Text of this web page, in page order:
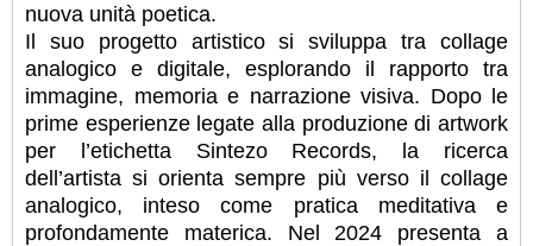
nuova unità poetica.
Il suo progetto artistico si sviluppa tra collage
analogico e digitale, esplorando il rapporto tra
immagine, memoria e narrazione visiva. Dopo le
prime esperienze legate alla produzione di artwork
per l’etichetta Sintezo Records, la ricerca
dell’artista si orienta sempre più verso il collage
analogico, inteso come pratica meditativa e
profondamente materica. Nel 2024 presenta a